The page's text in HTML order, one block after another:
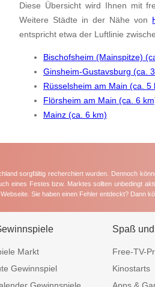
Diese Übersicht wird Ihnen mit
Weitere Städte in der Nähe von
entspricht etwa der Luftlinie
Bischofsheim (Mainspitze)
Ginsheim-Gustavsburg (ca.
Rüsselsheim am Main (ca. 5
Flörsheim am Main (ca. 6
Mainz (ca. 6 km)
sorgfältig recherchiert wurden. Dennoch
eines Festes bzw. Marktes sollten unbedingt
Sie haben einen Fehler entdeckt? Dann
Markt
Gewinnspiel
Spaß
Free-TV-
Kinostarts